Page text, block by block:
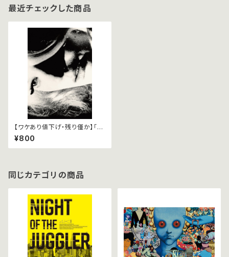
最近チェックした商品
【ワケあり値下げ・残り僅か】「ジ
ョン・カサヴェテス レトロスペク
ティヴ リプリーズ」パンフレット
¥800
同じカテゴリの商品